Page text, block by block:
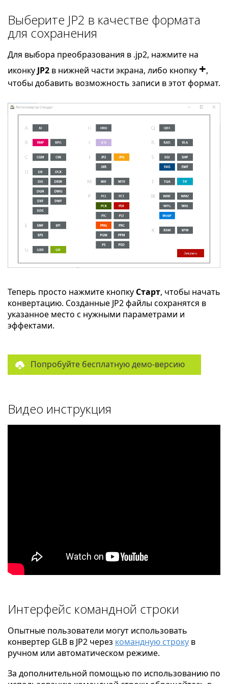
Выберите JP2 в качестве формата
для сохранения
Для выбора преобразования в .jp2, нажмите на
иконку JP2 в нижней части экрана, либо кнопку +,
чтобы добавить возможность записи в этот формат.
Теперь просто нажмите кнопку Старт, чтобы начать
конвертацию. Созданные JP2 файлы сохранятся в
указанное место с нужными параметрами и
эффектами.
Попробуйте бесплатную демо-версию
Видео инструкция
Интерфейс командной строки
Опытные пользователи могут использовать
конвертер GLB в JP2 через командную строку в
ручном или автоматическом режиме.
За дополнительной помощью по использованию по